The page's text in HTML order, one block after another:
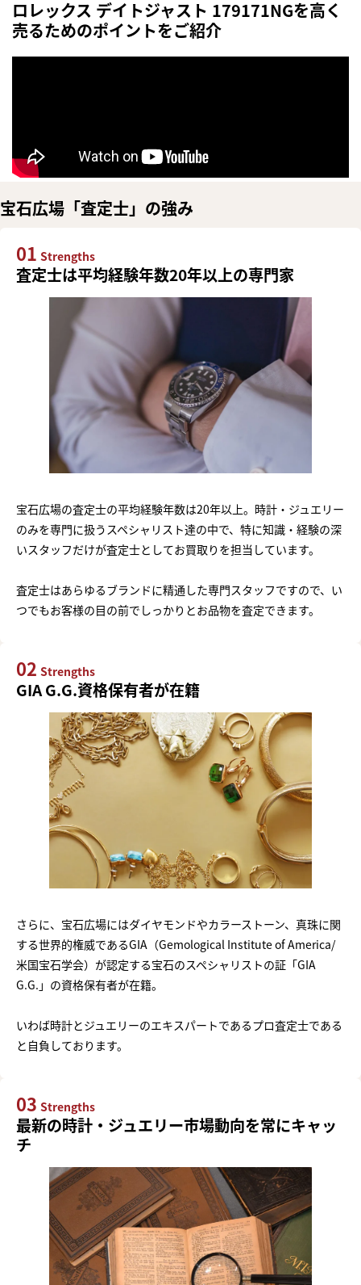
ロレックス デイトジャスト 179171NGを高く
売るためのポイントをご紹介
宝石広場「査定士」の強み
01 Strengths
査定士は平均経験年数20年以上の専門家
宝石広場の査定士の平均経験年数は20年以上。時計・ジュエリー
のみを専門に扱うスペシャリスト達の中で、特に知識・経験の深
いスタッフだけが査定士としてお買取りを担当しています。
査定士はあらゆるブランドに精通した専門スタッフですので、い
つでもお客様の目の前でしっかりとお品物を査定できます。
02 Strengths
GIA G.G.資格保有者が在籍
さらに、宝石広場にはダイヤモンドやカラーストーン、真珠に関
する世界的権威であるGIA（Gemological Institute of America/
米国宝石学会）が認定する宝石のスペシャリストの証「GIA
G.G.」の資格保有者が在籍。
いわば時計とジュエリーのエキスパートであるプロ査定士である
と自負しております。
03 Strengths
最新の時計・ジュエリー市場動向を常にキャッ
チ